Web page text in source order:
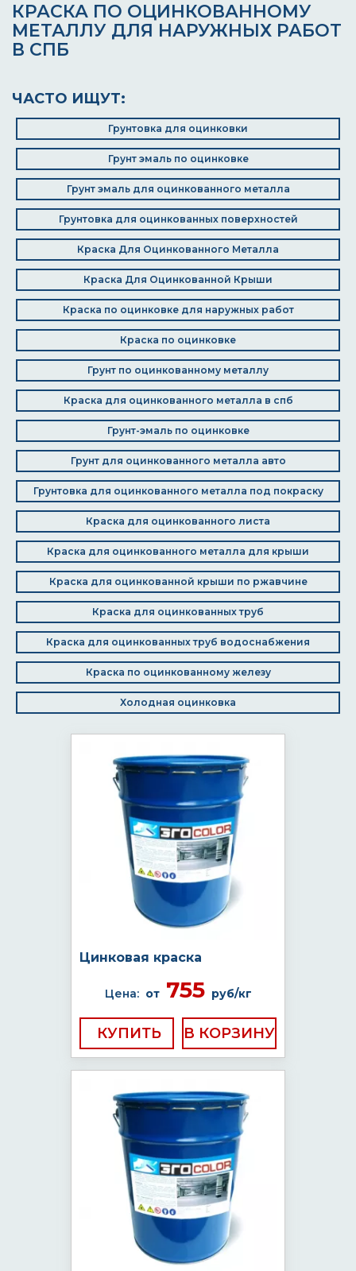
КРАСКА ПО ОЦИНКОВАННОМУ
МЕТАЛЛУ ДЛЯ НАРУЖНЫХ РАБОТ
В СПБ
ЧАСТО ИЩУТ:
Грунтовка для оцинковки
Грунт эмаль по оцинковке
Грунт эмаль для оцинкованного металла
Грунтовка для оцинкованных поверхностей
Краска Для Оцинкованного Металла
Краска Для Оцинкованной Крыши
Краска по оцинковке для наружных работ
Краска по оцинковке
Грунт по оцинкованному металлу
Краска для оцинкованного металла в спб
Грунт-эмаль по оцинковке
Грунт для оцинкованного металла авто
Грунтовка для оцинкованного металла под покраску
Краска для оцинкованного листа
Краска для оцинкованного металла для крыши
Краска для оцинкованной крыши по ржавчине
Краска для оцинкованных труб
Краска для оцинкованных труб водоснабжения
Краска по оцинкованному железу
Холодная оцинковка
Цинковая краска
Цена: от755 руб/кг
КУПИТЬ